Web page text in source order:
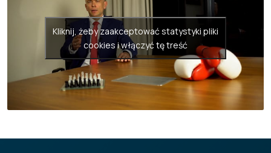
Kliknij, żeby zaakceptować statystyki pliki
cookies i włączyć tę treść